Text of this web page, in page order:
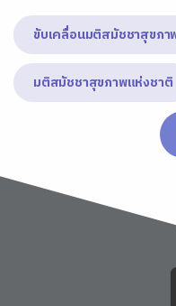
ขับเคลื่อนมติสมัชชาสุขภา
มติสมัชชาสุขภาพแห่งชาติ